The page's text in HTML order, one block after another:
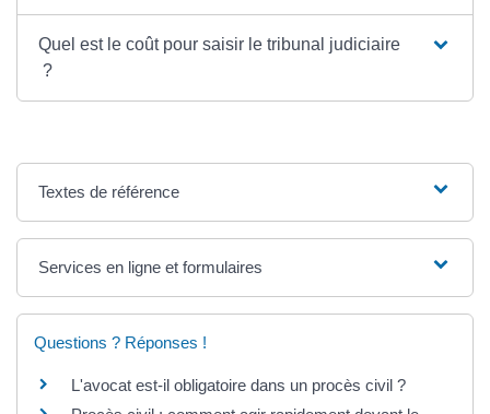
Quel est le coût pour saisir le tribunal judiciaire
?
Textes de référence
Services en ligne et formulaires
Questions ? Réponses !
L'avocat est-il obligatoire dans un procès civil ?